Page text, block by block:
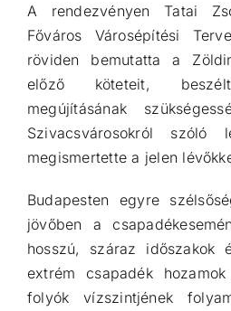
A rendezvényen Tatai
Főváros Városépítési
röviden bemutatta a
előző köteteit,
megújításának
Szivacsvárosokról
megismertette a jelen
Budapesten egyre
jövőben a
hosszú, száraz időszakok
extrém csapadék
folyók vízszintjének